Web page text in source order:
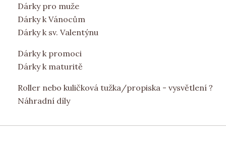
Dárky pro muže
Dárky k Vánocům
Dárky k sv. Valentýnu
Dárky k promoci
Dárky k maturitě
Roller nebo kuličková tužka/propiska - vysvětlení ?
Náhradní díly